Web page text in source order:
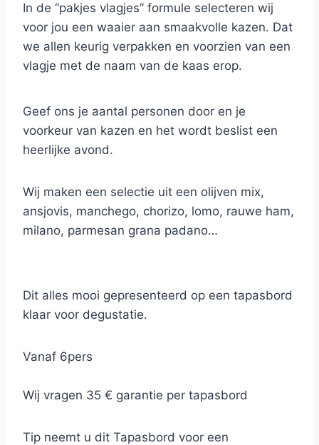
In de “pakjes vlagjes” formule selecteren wij
voor jou een waaier aan smaakvolle kazen. Dat
we allen keurig verpakken en voorzien van een
vlagje met de naam van de kaas erop.
De verdere presentatie laten we aan jou over.
Geef ons je aantal personen door en je
voorkeur van kazen en het wordt beslist een
heerlijke avond.
Wij maken een selectie uit een olijven mix,
ansjovis, manchego, chorizo, lomo, rauwe ham,
milano, parmesan grana padano…
Dit alles mooi gepresenteerd op een tapasbord
klaar voor degustatie.
Vanaf 6pers
Wij vragen 35 € garantie per tapasbord
Tip neemt u dit Tapasbord voor een